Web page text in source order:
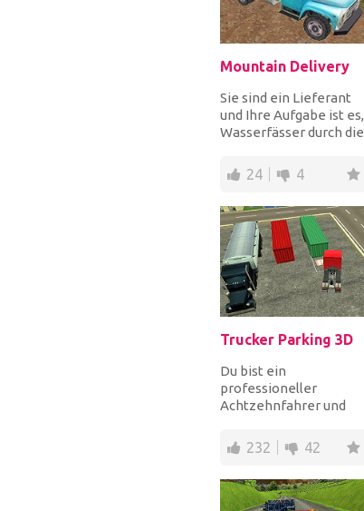
Mountain Delivery
Sie sind ein Lieferant
und Ihre Aufgabe ist es,
Wasserfässer durch die
Fahren Sie...
24 4
Trucker Parking 3D
Du bist ein
professioneller
Achtzehnfahrer und
werden beweisen, wie
gut du bist....
232 42